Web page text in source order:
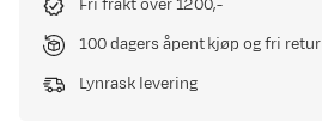
Fri frakt over 1200,-
100 dagers åpent kjøp og fri retur
Lynrask levering